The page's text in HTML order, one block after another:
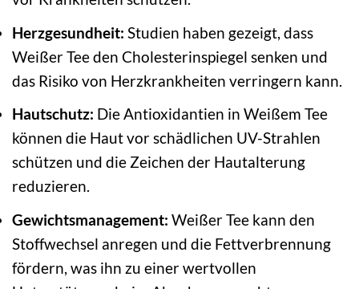
Herzgesundheit: Studien haben gezeigt, dass
Weißer Tee den Cholesterinspiegel senken und
das Risiko von Herzkrankheiten verringern kann.
Hautschutz: Die Antioxidantien in Weißem Tee
können die Haut vor schädlichen UV-Strahlen
schützen und die Zeichen der Hautalterung
reduzieren.
Gewichtsmanagement: Weißer Tee kann den
Stoffwechsel anregen und die Fettverbrennung
fördern, was ihn zu einer wertvollen